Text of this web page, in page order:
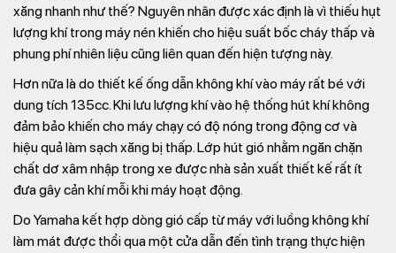
xăng nhanh như thế? Nguyên nhân được xác định là vì thiếu hụt
lượng khí trong máy nén khiến cho hiệu suất bốc cháy thấp và
phung phí nhiên liệu cũng liên quan đến hiện tượng này.
Hơn nữa là do thiết kế ống dẫn không khí vào máy rất bé với
dung tích 135cc. Khi lưu lượng khí vào hệ thống hút khí không
đảm bảo khiến cho máy chạy có độ nóng trong động cơ và
hiệu quả làm sạch xăng bị thấp. Lớp hút gió nhằm ngăn chặn
chất dơ xâm nhập trong xe được nhà sản xuất thiết kế rất ít
đưa gây cản khí mỗi khi máy hoạt động.
Do Yamaha kết hợp dòng gió cấp từ máy với luồng không khí
làm mát được thổi qua một cửa dẫn đến tình trạng thực hiện